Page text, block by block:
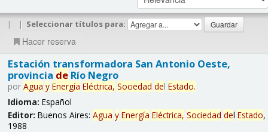
| | Seleccionar títulos para:
Hacer reserva
Estación transformadora San Antonio Oeste,
provincia deRío Negro
por Agua y Energía Eléctrica, Sociedad del Estado.
Idioma: Español
Editor: Buenos Aires: Agua y Energía Eléctrica, Sociedad del Estado,
1988